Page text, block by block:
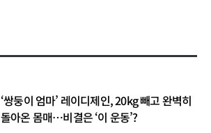
‘쌍둥이 엄마’ 레이디제인, 20kg 빼고 완벽히
돌아온 몸매…비결은 ‘이 운동’?